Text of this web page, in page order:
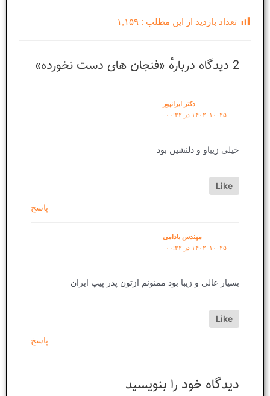
تعداد بازدید از این مطلب : ۱,۱۵۹
2 دیدگاه دربارهٔ «فنجان های دست نخورده»
دکتر ایرانپور
۱۴۰۲-۱۰-۲۵ در ۰۰:۳۲
خیلی زیباو و دلنشین بود
Like
پاسخ
مهندس بادامی
۱۴۰۲-۱۰-۲۵ در ۰۰:۳۲
بسیار عالی و زیبا بود ممنونم ازتون پدر پیپ ایران
Like
پاسخ
دیدگاه‌ خود را بنویسید